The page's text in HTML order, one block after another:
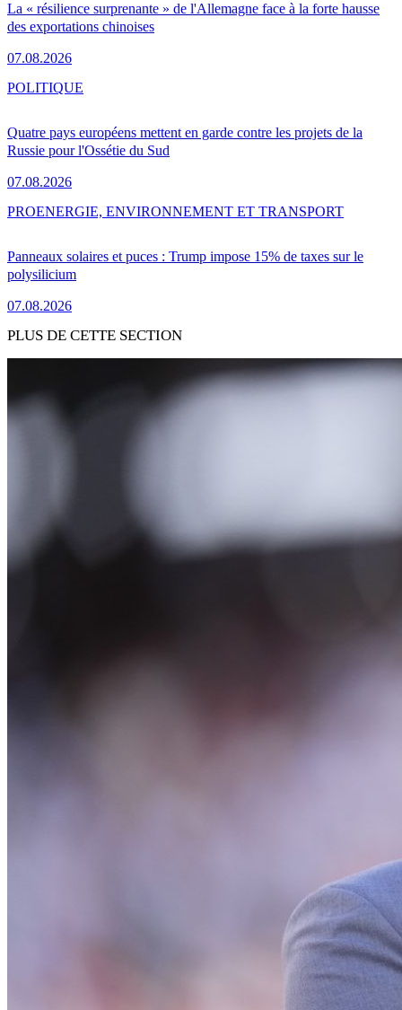
La « résilience surprenante » de l'Allemagne face à la forte hausse
des exportations chinoises
07.08.2026
Quatre pays européens mettent en garde contre les projets de la
Russie pour l'Ossétie du Sud
07.08.2026
POLITIQUE
Panneaux solaires et puces : Trump impose 15% de taxes sur le
polysilicium
07.08.2026
PROENERGIE, ENVIRONNEMENT ET TRANSPORT
PLUS DE CETTE SECTION